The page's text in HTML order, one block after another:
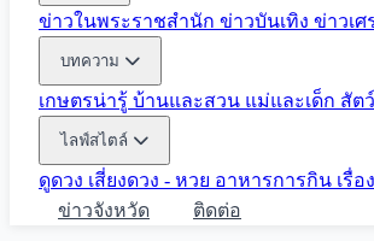
ข่าวในพระราชสำนัก ข่าวบันเทิง ข่าวเศ
บทความ
เกษตรน่ารู้ บ้านและสวน แม่และเด็ก สัต
ไลฟ์สไตล์
ดูดวง เสี่ยงดวง - หวย อาหารการกิน เรื่อ
ข่าวจังหวัด
ติดต่อ